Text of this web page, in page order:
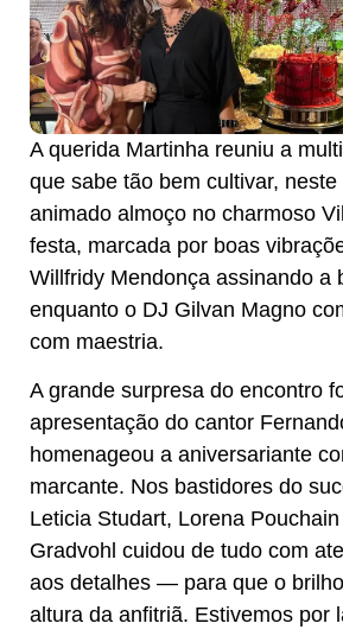
A querida Martinha reuniu a
que sabe tão bem cultivar, neste
animado almoço no charmoso
festa, marcada por boas
Willfridy Mendonça assinando a
enquanto o DJ Gilvan Magno
com maestria.
A grande surpresa do encontro
apresentação do cantor
homenageou a aniversariante
marcante. Nos bastidores do
Leticia Studart, Lorena
Gradvohl cuidou de tudo com
aos detalhes — para que o
altura da anfitriã. Estivemos por